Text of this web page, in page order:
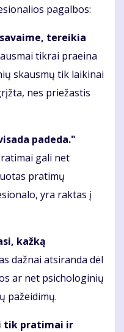
pagalbos:
tereikia
tikrai praeina
skausmų tik laikinai
nes priežastis
padeda."
gali net
pratimų
yra raktas į
kažką
dažnai atsiranda dėl
ar net psichologinių
pažeidimų.
tik pratimai ir